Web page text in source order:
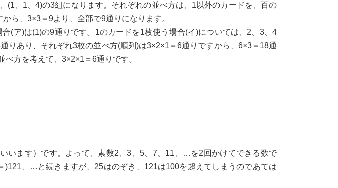
、1、4)の3組になります。それぞれの並べ方は、1以外のカードを、百の
ら、3×3＝9より、全部で9通りになります。
(ア)は(1)の9通りです。1のカードを1枚使う場合(イ)については、2、3、4
りあり、それぞれ3枚の並べ方(順列)は3×2×1＝6通りですから、6×3＝18通
方を考えて、3×2×1＝6通りです。
います）です。よって、素数2、3、5、7、11、…を2回かけてできる数で
、…と続きますが、25はのぞき、121は100を超えてしまうのであては